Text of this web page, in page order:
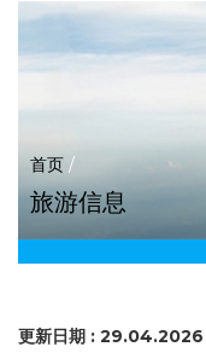
You
are
here
首页 /
旅游信息
更新日期 : 29.04.2026